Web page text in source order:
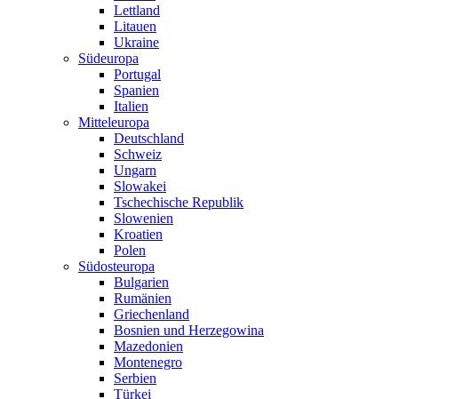
Lettland
Litauen
Ukraine
Südeuropa
Portugal
Spanien
Italien
Mitteleuropa
Deutschland
Schweiz
Ungarn
Slowakei
Tschechische Republik
Slowenien
Kroatien
Polen
Südosteuropa
Bulgarien
Rumänien
Griechenland
Bosnien und Herzegowina
Mazedonien
Montenegro
Serbien
Türkei